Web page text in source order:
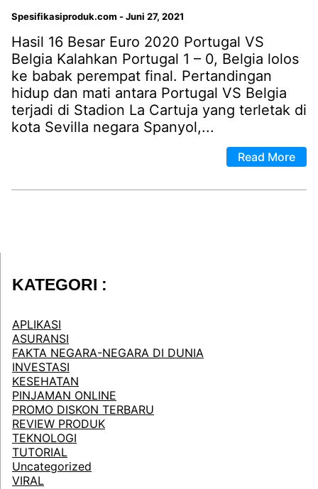
Spesifikasiproduk.com -Juni 27, 2021
Hasil 16 Besar Euro 2020 Portugal VS
Belgia Kalahkan Portugal 1 – 0, Belgia lolos
ke babak perempat final. Pertandingan
hidup dan mati antara Portugal VS Belgia
terjadi di Stadion La Cartuja yang terletak di
kota Sevilla negara Spanyol,...
Read More
KATEGORI :
APLIKASI
ASURANSI
FAKTA NEGARA-NEGARA DI DUNIA
INVESTASI
KESEHATAN
PINJAMAN ONLINE
PROMO DISKON TERBARU
REVIEW PRODUK
TEKNOLOGI
TUTORIAL
Uncategorized
VIRAL